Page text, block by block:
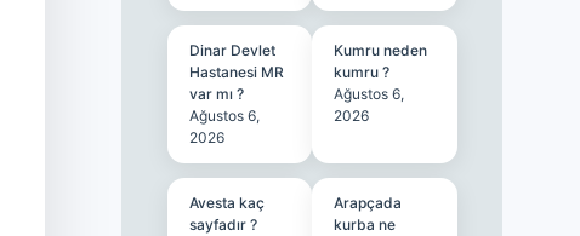
Dinar Devlet
Hastanesi MR
var mı ?
Ağustos 6,
2026
Kumru neden
kumru ?
Ağustos 6,
2026
Avesta kaç
sayfadır ?
Arapçada
kurba ne